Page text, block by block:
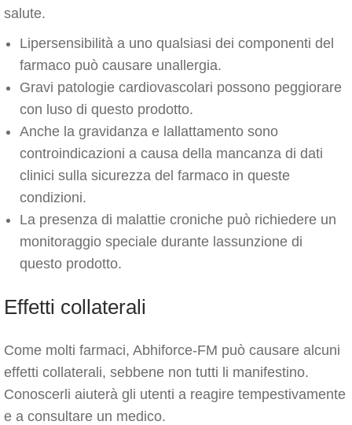
salute.
Lipersensibilità a uno qualsiasi dei componenti del
farmaco può causare unallergia.
Gravi patologie cardiovascolari possono peggiorare
con luso di questo prodotto.
Anche la gravidanza e lallattamento sono
controindicazioni a causa della mancanza di dati
clinici sulla sicurezza del farmaco in queste
condizioni.
La presenza di malattie croniche può richiedere un
monitoraggio speciale durante lassunzione di
questo prodotto.
Effetti collaterali
Come molti farmaci, Abhiforce-FM può causare alcuni
effetti collaterali, sebbene non tutti li manifestino.
Conoscerli aiuterà gli utenti a reagire tempestivamente
e a consultare un medico.